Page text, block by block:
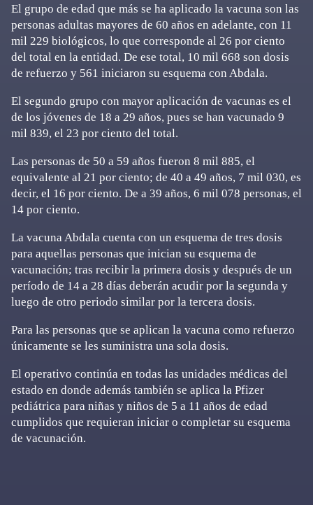
El grupo de edad que más se ha aplicado la vacuna son las
personas adultas mayores de 60 años en adelante, con 11
mil 229 biológicos, lo que corresponde al 26 por ciento
del total en la entidad. De ese total, 10 mil 668 son dosis
de refuerzo y 561 iniciaron su esquema con Abdala.
El segundo grupo con mayor aplicación de vacunas es el
de los jóvenes de 18 a 29 años, pues se han vacunado 9
mil 839, el 23 por ciento del total.
Las personas de 50 a 59 años fueron 8 mil 885, el
equivalente al 21 por ciento; de 40 a 49 años, 7 mil 030, es
decir, el 16 por ciento. De a 39 años, 6 mil 078 personas, el
14 por ciento.
La vacuna Abdala cuenta con un esquema de tres dosis
para aquellas personas que inician su esquema de
vacunación; tras recibir la primera dosis y después de un
período de 14 a 28 días deberán acudir por la segunda y
luego de otro periodo similar por la tercera dosis.
Para las personas que se aplican la vacuna como refuerzo
únicamente se les suministra una sola dosis.
El operativo continúa en todas las unidades médicas del
estado en donde además también se aplica la Pfizer
pediátrica para niñas y niños de 5 a 11 años de edad
cumplidos que requieran iniciar o completar su esquema
de vacunación.